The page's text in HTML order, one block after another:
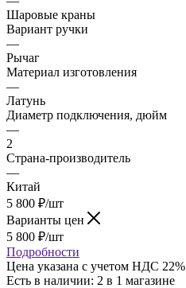
Шаровые краны
Вариант ручки
—
Рычаг
Материал изготовления
—
Латунь
Диаметр подключения, дюйм
—
2
Страна-производитель
—
Китай
5 800 ₽/шт
Варианты цен
5 800 ₽/шт
Подробности
Цена указана с учетом НДС 22%
Есть в наличии: 2 в 1 магазине